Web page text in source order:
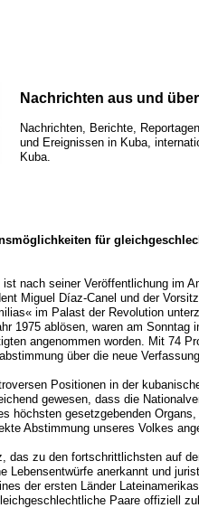
Nachrichten aus und
Nachrichten, Berichte,
und Ereignissen in Kuba,
Kuba.
für
nach seiner Veröffentlichung im
Miguel Díaz-Canel und der
im Palast der Revolution
1975 ablösen, waren am Sonntag
angenommen worden. Mit 74
über die neue
Positionen in der
gewesen, dass die
höchsten gesetzgebenden
Abstimmung unseres Volkes
das zu den fortschrittlichsten auf
Lebensentwürfe anerkannt und
der ersten Länder
Paare offiziell